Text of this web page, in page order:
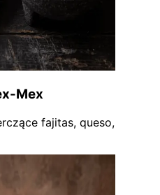
Mex
fajitas, queso,